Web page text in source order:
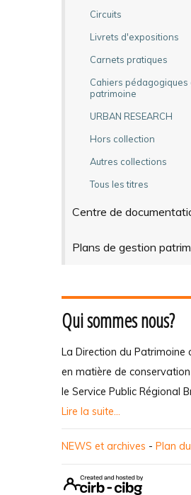
Circuits
Livrets d'expositions
Carnets pratiques
Cahiers pédagogiques
patrimoine
URBAN RESEARCH
Hors collection
Autres collections
Tous les titres
Centre de
Plans de gestion
Qui sommes nous?
La Direction du Patrimoine
en matière de
le Service Public Régional
Lire la suite...
NEWS et archives - Plan